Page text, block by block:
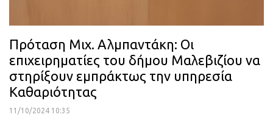
Πρόταση Μιχ. Αλμπαντάκη: Οι
επιχειρηματίες του δήμου Μαλεβιζίου να
στηρίξουν εμπράκτως την υπηρεσία
Καθαριότητας
11/10/2024 10:35